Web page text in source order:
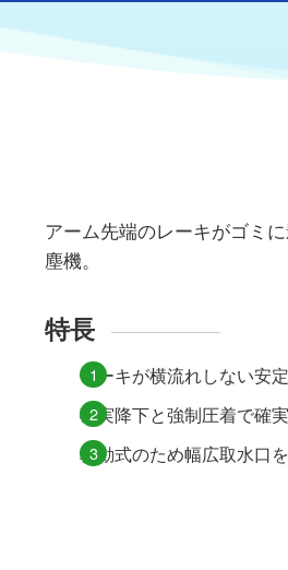
アーム先端のレーキがゴミ
塵機。
特長
レーキが横流れしない安定
確実降下と強制圧着で確
移動式のため幅広取水口